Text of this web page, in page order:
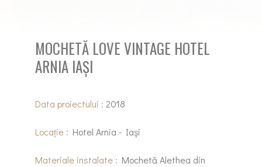
MOCHETĂ LOVE VINTAGE HOTEL
ARNIA IAȘI
Data proiectului : 2018
Locație : Hotel Arnia - Iași
Materiale instalate : Mochetă Alethea din